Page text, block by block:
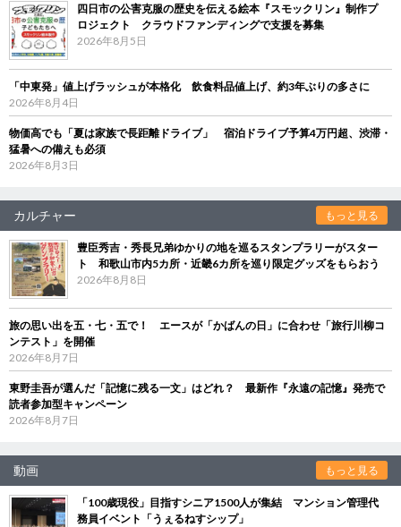
四日市の公害克服の歴史を伝える絵本『スモックリン』制作プ
ロジェクト クラウドファンディングで支援を募集
2026年8月5日
「中東発」値上げラッシュが本格化 飲食料品値上げ、約3年ぶりの多さに
2026年8月4日
物価高でも「夏は家族で長距離ドライブ」 宿泊ドライブ予算4万円超、渋滞・
猛暑への備えも必須
2026年8月3日
カルチャー もっと見る
豊臣秀吉・秀長兄弟ゆかりの地を巡るスタンプラリーがスター
ト 和歌山市内5カ所・近畿6カ所を巡り限定グッズをもらおう
2026年8月8日
旅の思い出を五・七・五で！ エースが「かばんの日」に合わせ「旅行川柳コ
ンテスト」を開催
2026年8月7日
東野圭吾が選んだ「記憶に残る一文」はどれ？ 最新作『永遠の記憶』発売で
読者参加型キャンペーン
2026年8月7日
動画 もっと見る
「100歳現役」目指すシニア1500人が集結 マンション管理代
務員イベント「うぇるねすシップ」